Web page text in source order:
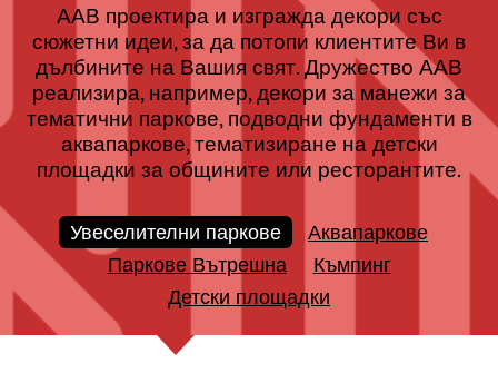
ААВ проектира и изгражда декори със
сюжетни идеи, за да потопи клиентите Ви в
дълбините на Вашия свят. Дружество ААВ
реализира, например, декори за манежи за
тематични паркове, подводни фундаменти в
аквапаркове, тематизиране на детски
площадки за общините или ресторантите.
Увеселителни паркове
Аквапаркове
Паркове Вътрешна
Къмпинг
Детски площадки